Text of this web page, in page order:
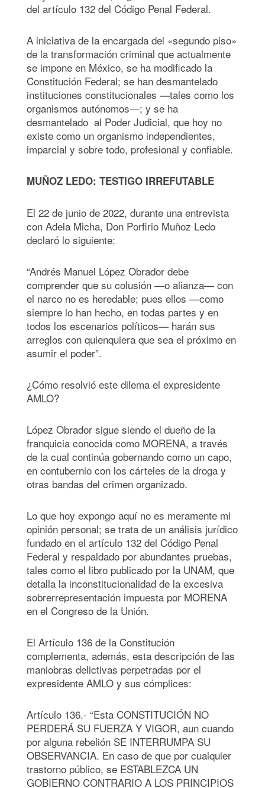
del artículo 132 del Código Penal Federal.
A iniciativa de la encargada del «segundo piso»
de la transformación criminal que actualmente
se impone en México, se ha modificado la
Constitución Federal; se han desmantelado
instituciones constitucionales —tales como los
organismos autónomos—; y se ha
desmantelado al Poder Judicial, que hoy no
existe como un organismo independientes,
imparcial y sobre todo, profesional y confiable.
MUÑOZ LEDO: TESTIGO IRREFUTABLE
El 22 de junio de 2022, durante una entrevista
con Adela Micha, Don Porfirio Muñoz Ledo
declaró lo siguiente:
“Andrés Manuel López Obrador debe
comprender que su colusión —o alianza— con
el narco no es heredable; pues ellos —como
siempre lo han hecho, en todas partes y en
todos los escenarios políticos— harán sus
arreglos con quienquiera que sea el próximo en
asumir el poder”.
¿Cómo resolvió este dilema el expresidente
AMLO?
López Obrador sigue siendo el dueño de la
franquicia conocida como MORENA, a través
de la cual continúa gobernando como un capo,
en contubernio con los cárteles de la droga y
otras bandas del crimen organizado.
Lo que hoy expongo aquí no es meramente mi
opinión personal; se trata de un análisis jurídico
fundado en el artículo 132 del Código Penal
Federal y respaldado por abundantes pruebas,
tales como el libro publicado por la UNAM, que
detalla la inconstitucionalidad de la excesiva
sobrerrepresentación impuesta por MORENA
en el Congreso de la Unión.
El Artículo 136 de la Constitución
complementa, además, esta descripción de las
maniobras delictivas perpetradas por el
expresidente AMLO y sus cómplices:
Artículo 136.- “Esta CONSTITUCIÓN NO
PERDERÁ SU FUERZA Y VIGOR, aun cuando
por alguna rebelión SE INTERRUMPA SU
OBSERVANCIA. En caso de que por cualquier
trastorno público, se ESTABLEZCA UN
GOBIERNO CONTRARIO A LOS PRINCIPIOS